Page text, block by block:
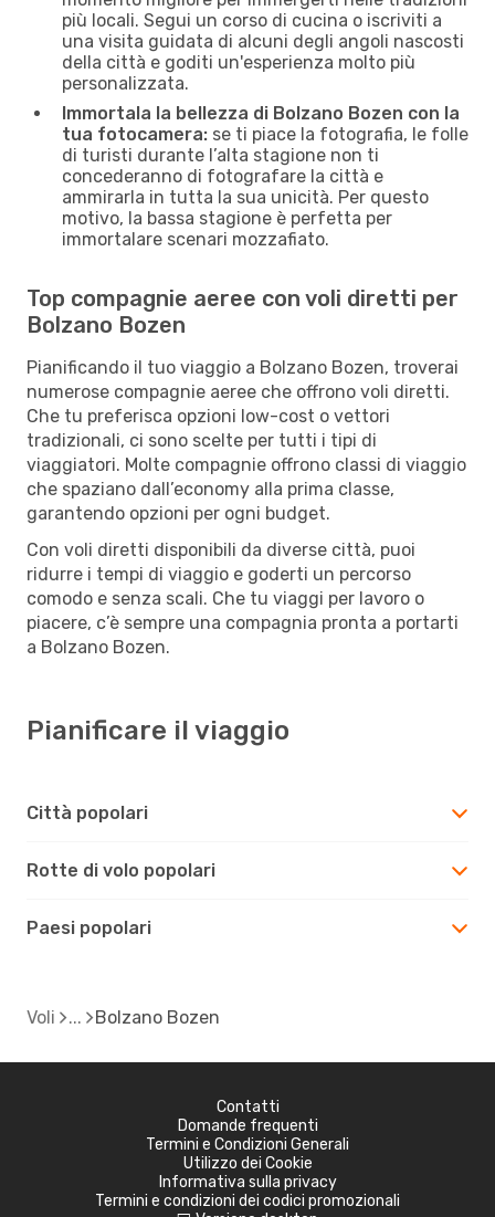
più locali. Segui un corso di cucina o iscriviti a
una visita guidata di alcuni degli angoli nascosti
della città e goditi un'esperienza molto più
personalizzata.
Immortala la bellezza di Bolzano Bozen con la
tua fotocamera: se ti piace la fotografia, le folle
di turisti durante l’alta stagione non ti
concederanno di fotografare la città e
ammirarla in tutta la sua unicità. Per questo
motivo, la bassa stagione è perfetta per
immortalare scenari mozzafiato.
Top compagnie aeree con voli diretti per
Bolzano Bozen
Pianificando il tuo viaggio a Bolzano Bozen, troverai
numerose compagnie aeree che offrono voli diretti.
Che tu preferisca opzioni low-cost o vettori
tradizionali, ci sono scelte per tutti i tipi di
viaggiatori. Molte compagnie offrono classi di viaggio
che spaziano dall’economy alla prima classe,
garantendo opzioni per ogni budget.
Con voli diretti disponibili da diverse città, puoi
ridurre i tempi di viaggio e goderti un percorso
comodo e senza scali. Che tu viaggi per lavoro o
piacere, c’è sempre una compagnia pronta a portarti
a Bolzano Bozen.
Pianificare il viaggio
Città popolari
Rotte di volo popolari
Paesi popolari
Voli Bolzano Bozen
Contatti
Domande frequenti
Termini e Condizioni Generali
Utilizzo dei Cookie
Informativa sulla privacy
Termini e condizioni dei codici promozionali